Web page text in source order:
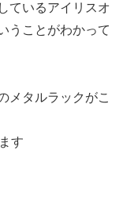
ているアイリスオ
うことがわかって
メタルラックがこ
す